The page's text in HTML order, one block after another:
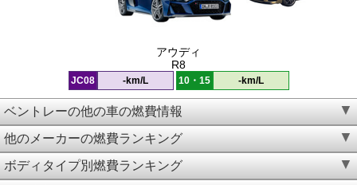
アウディ
R8
JC08 -km/L 10・15 -km/L
ベントレーの他の車の燃費情報
他のメーカーの燃費ランキング
ボディタイプ別燃費ランキング